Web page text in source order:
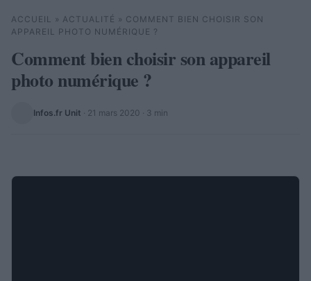
Rechercher ⌕
ACCUEIL » ACTUALITÉ » COMMENT BIEN CHOISIR SON
APPAREIL PHOTO NUMÉRIQUE ?
Comment bien choisir son appareil
photo numérique ?
Infos.fr Unit · 21 mars 2020 · 3 min